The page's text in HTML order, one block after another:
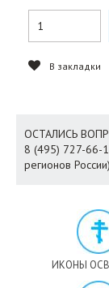
В закладки
ОСТАЛИСЬ
8 (495) 727-66-
регионов России)
ИКОНЫ